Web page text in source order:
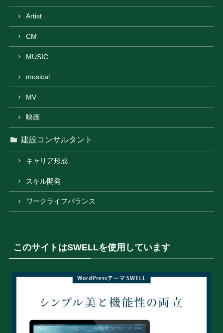
Artist
CM
MUSIC
musical
MV
映画
建設コンサルタント
キャリア形成
スキル開発
ワークライフバランス
このサイトはSWELLを使用しています